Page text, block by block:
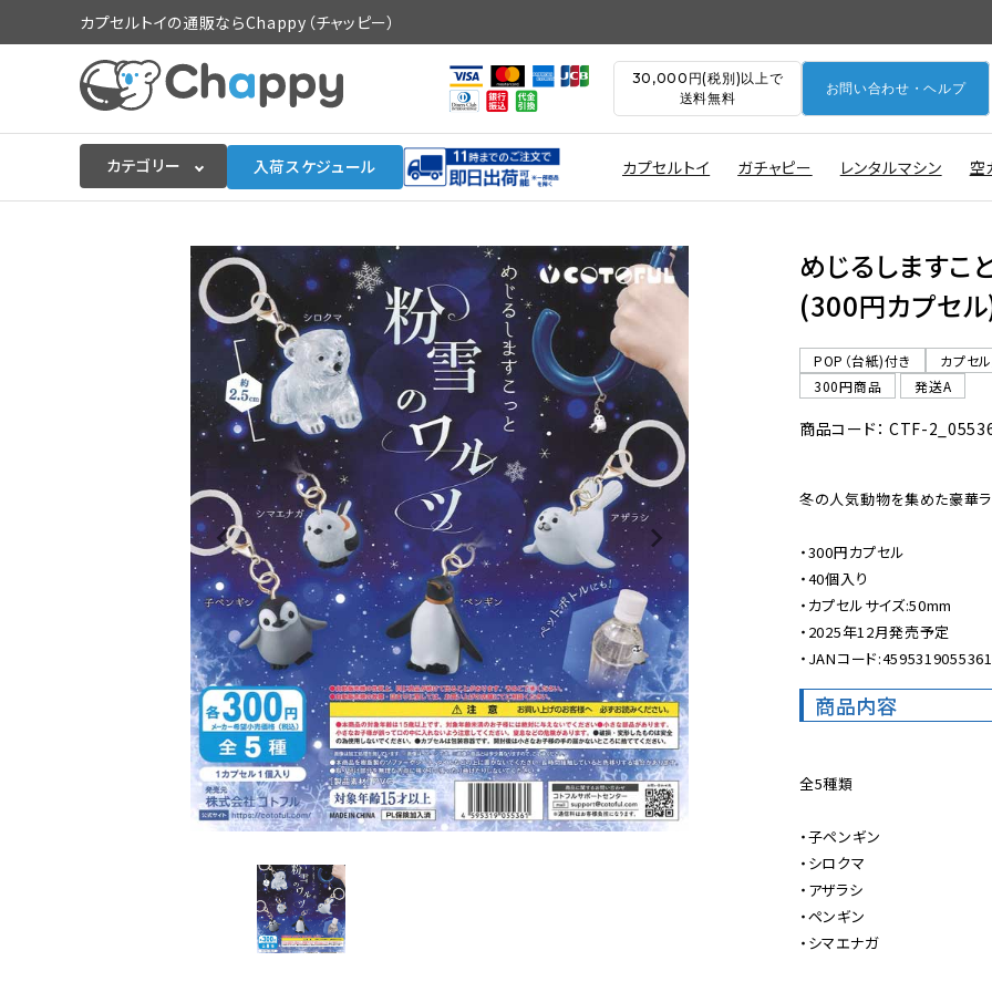
カプセルトイの通販ならChappy（チャッピー）
30,000円(税別)以上で
送料無料
お問い合わせ・ヘルプ
カテゴリー 入荷スケジュール カプセルトイ ガチャピー レンタルマシン 空
入荷スケジュールをチェック
カプセルトイマシン本体
販促用空カプセル
景品・玩具・文具
販促用カプセルトイ
よくあるご質問
ご利用ガイド
06-6282-7659
めじるしますこ
(300円カプセ
POP（台紙)付き
カプセ
300円商品
発送A
商品コード： CTF-
冬の人気動物を集めた豪華ラ
・300円カプセル
・40個入り
・カプセルサイズ:50mm
・2025年12月発売予定
・JANコード:4595319055361
商品内容
全5種類
・子ペンギン
・シロクマ
・アザラシ
・ペンギン
・シマエナガ